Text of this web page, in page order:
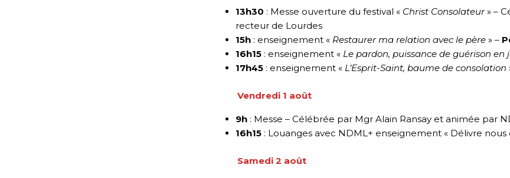
13h30 : Messe ouverture du festival « Christ Consolateur» –
recteur de Lourdes
15h : enseignement « Restaurer ma relation avec le père » –
16h15 : enseignement « Le pardon, puissance de guérison en
17h45 : enseignement « L’Esprit-Saint, baume de consolation
Vendredi 1 août
9h : Messe – Célébrée par Mgr Alain Ransay et animée par
16h15 : Louanges avec NDML+ enseignement « Délivre nous
Samedi 2 août